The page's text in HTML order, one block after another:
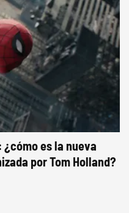
es la nueva
por Tom Holland?